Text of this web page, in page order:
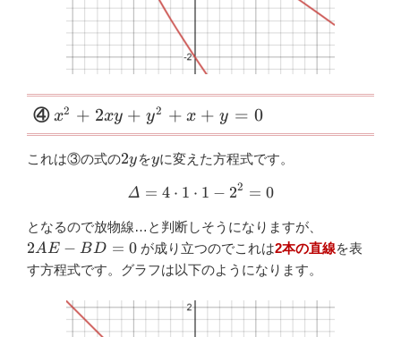
④ \small
x^{2}+2xy+y^{2}+x+y=0
x2 + 2xy + y2 + x + y = 0
これは③の式の2y
2yをy
yに変えた方程式です。
\varDelta=4 \cdot 1 \cdot
Δ = 4 ⋅ 1 ⋅ 1 − 22 = 0
となるので放物線…と判断しそうになりますが、
BD=0
2AE − BD = 0が成り立つのでこれは2本の直線を表
す方程式です。グラフは以下のようになります。